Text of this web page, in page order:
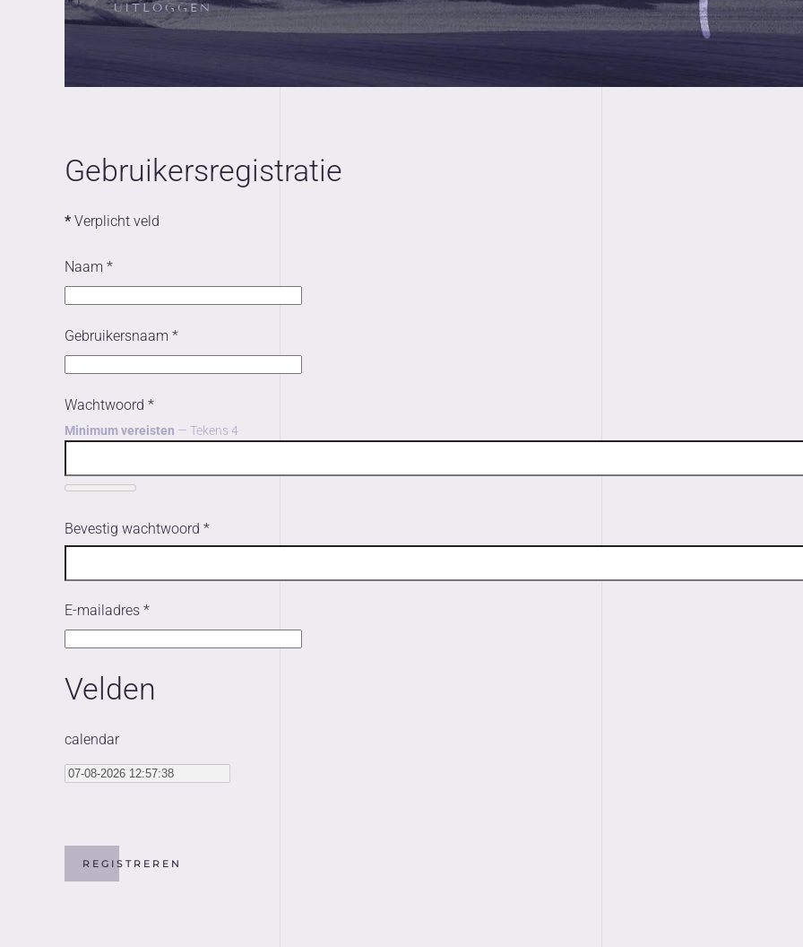
UITLOGGEN
Gebruikersregistratie
* Verplicht veld
Naam *
Gebruikersnaam *
Wachtwoord *
Minimum vereisten — Tekens 4
Bevestig wachtwoord *
E-mailadres *
Velden
calendar
REGISTREREN